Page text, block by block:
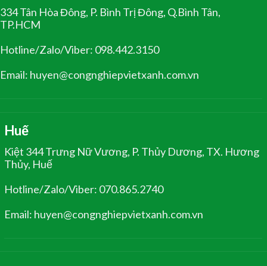
334 Tân Hòa Đông, P. Bình Trị Đông, Q.Bình Tân,
TP.HCM
Hotline/Zalo/Viber: 098.442.3150
Email: huyen@congnghiepvietxanh.com.vn
Huế
Kiệt 344 Trưng Nữ Vương, P. Thủy Dương, TX. Hương
Thủy, Huế
Hotline/Zalo/Viber: 070.865.2740
Email: huyen@congnghiepvietxanh.com.vn